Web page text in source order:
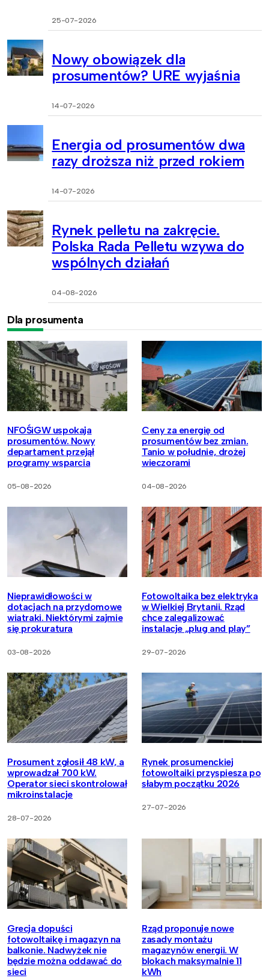
25-07-2026
Nowy obowiązek dla
prosumentów? URE wyjaśnia
14-07-2026
Energia od prosumentów dwa
razy droższa niż przed rokiem
14-07-2026
Rynek pelletu na zakręcie.
Polska Rada Pelletu wzywa do
wspólnych działań
04-08-2026
Dla prosumenta
NFOŚiGW uspokaja
prosumentów. Nowy
departament przejął
programy wsparcia
05-08-2026
Ceny za energię od
prosumentów bez zmian.
Tanio w południe, drożej
wieczorami
04-08-2026
Nieprawidłowości w
dotacjach na przydomowe
wiatraki. Niektórymi zajmie
się prokuratura
03-08-2026
Fotowoltaika bez elektryka
w Wielkiej Brytanii. Rząd
chce zalegalizować
instalacje „plug and play”
29-07-2026
Prosument zgłosił 48 kW, a
wprowadzał 700 kW.
Operator sieci skontrolował
mikroinstalacje
28-07-2026
Rynek prosumenckiej
fotowoltaiki przyspiesza po
słabym początku 2026
27-07-2026
Grecja dopuści
fotowoltaikę i magazyn na
balkonie. Nadwyżek nie
będzie można oddawać do
sieci
Rząd proponuje nowe
zasady montażu
magazynów energii. W
blokach maksymalnie 11
kWh